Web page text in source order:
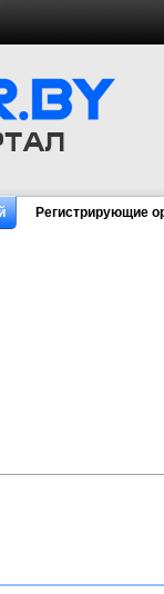
Регистрирующие